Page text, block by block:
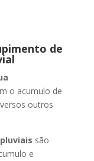
de
o acumulo de
outros
são
e